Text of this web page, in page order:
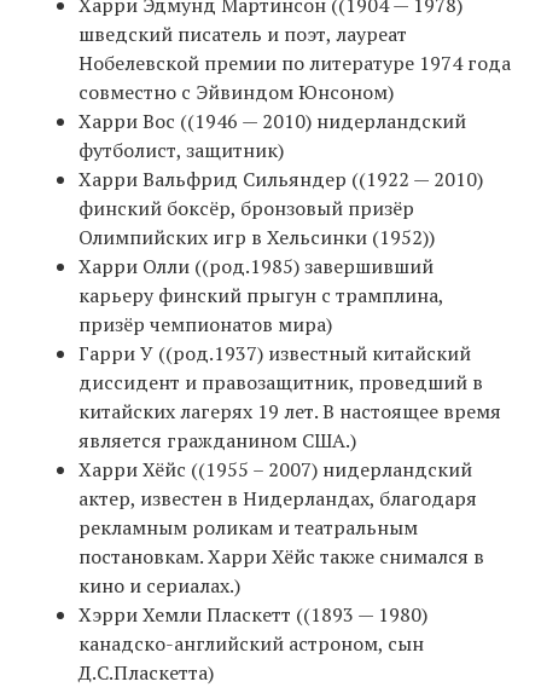
шведский писатель и поэт, лауреат
Нобелевской премии по литературе 1974 года
совместно с Эйвиндом Юнсоном)
Харри Вос ((1946 — 2010) нидерландский
футболист, защитник)
Харри Вальфрид Сильяндер ((1922 — 2010)
финский боксёр, бронзовый призёр
Олимпийских игр в Хельсинки (1952))
Харри Олли ((род.1985) завершивший
карьеру финский прыгун с трамплина,
призёр чемпионатов мира)
Гарри У ((род.1937) известный китайский
диссидент и правозащитник, проведший в
китайских лагерях 19 лет. В настоящее время
является гражданином США.)
Харри Хёйс ((1955 – 2007) нидерландский
актер, известен в Нидерландах, благодаря
рекламным роликам и театральным
постановкам. Харри Хёйс также снимался в
кино и сериалах.)
Хэрри Хемли Пласкетт ((1893 — 1980)
канадско-английский астроном, сын
Д.С.Пласкетта)